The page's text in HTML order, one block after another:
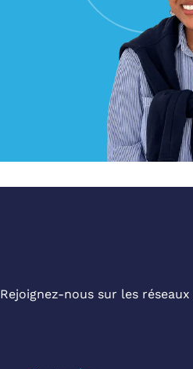
Rejoignez-nous sur les